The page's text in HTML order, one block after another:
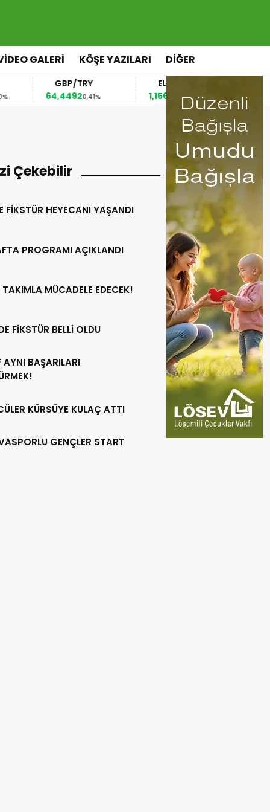
GALERİ KÖŞE YAZILARI DİĞER
GBP/TRY
64,44920,41%
EUR/USD
1,15670,36%
82,63
Çekebilir
FİKSTÜR HEYECANI YAŞANDI
PROGRAMI AÇIKLANDI
MÜCADELE EDECEK!
FİKSTÜR BELLİ OLDU
AYNI BAŞARILARI
KÜRSÜYE KULAÇ ATTI
GENÇLER START